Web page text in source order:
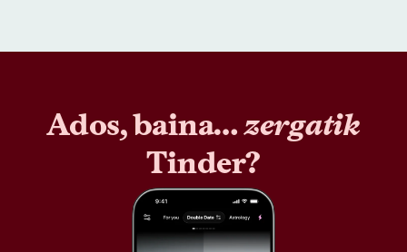
Ados, baina…zergatik
Tinder?